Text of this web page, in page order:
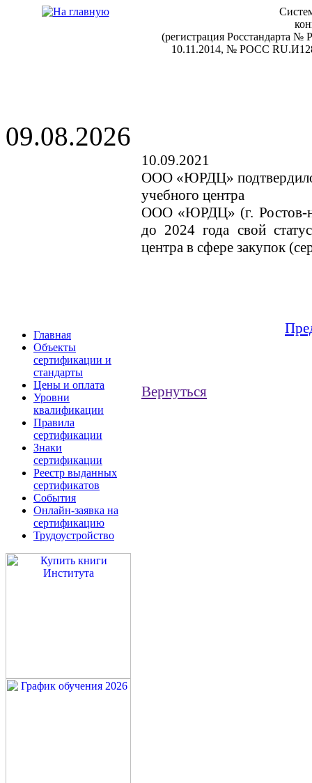
(регистрация
10.11.2014, № РОСС
09.08.2026
Главная
Объекты
сертификации и
стандарты
Цены и оплата
Уровни
квалификации
Правила
сертификации
Знаки
сертификации
Реестр выданных
сертификатов
События
Онлайн-заявка на
сертификацию
Трудоустройство
10.09.2021
ООО «ЮРДЦ» подтвердило
учебного центра
ООО «ЮРДЦ» (г. Ростов-
до 2024 года свой
центра в сфере закупок
Вернуться